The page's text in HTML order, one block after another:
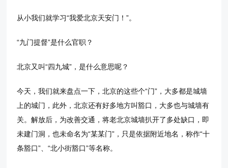
从小我们就学习“我爱北京天安门！”。
“九门提督”是什么官职？
北京又叫“四九城”，是什么意思呢？
今天，我们就来盘点一下，北京的这些个“门”，大多都是城墙
上的城门，此外，北京还有好多地方叫豁口，大多也与城墙有
关。解放后，为改善交通，将老北京城墙扒开了多处缺口，即
未建门洞，也未命名为“某某门”，只是依据附近地名，称作“十
条豁口”、“北小街豁口”等名称。